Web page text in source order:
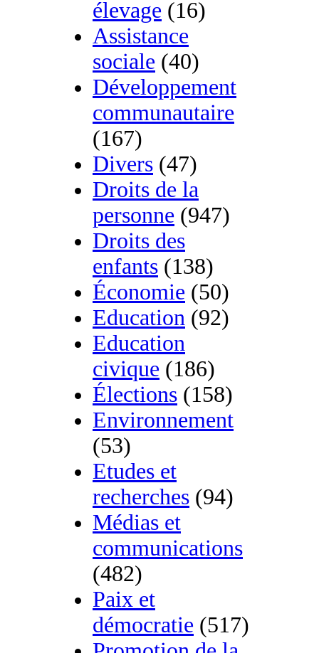
élevage (16)
Assistance
sociale (40)
Développement
communautaire
(167)
Divers (47)
Droits de la
personne (947)
Droits des
enfants (138)
Économie (50)
Education (92)
Education
civique (186)
Élections (158)
Environnement
(53)
Etudes et
recherches (94)
Médias et
communications
(482)
Paix et
démocratie (517)